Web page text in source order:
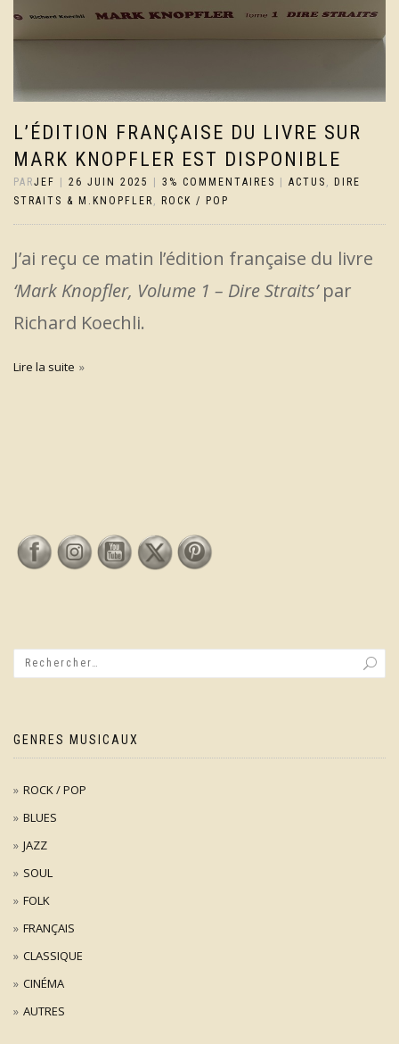
L’ÉDITION FRANÇAISE DU LIVRE SUR
MARK KNOPFLER EST DISPONIBLE
PARJEF 26 JUIN 2025 3% COMMENTAIRES ACTUS ,
DIRE
STRAITS & M.KNOPFLER , ROCK / POP
J’ai reçu ce matin l’édition française du livre
‘Mark Knopfler, Volume 1 – Dire Straits’par
Richard Koechli.
Lire la suite
GENRES MUSICAUX
ROCK / POP
BLUES
JAZZ
SOUL
FOLK
FRANÇAIS
CLASSIQUE
CINÉMA
AUTRES